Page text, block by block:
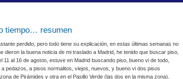
tiempo… resumen
perdido, pero todo tiene su explicación, en estas últimas semanas no
dieron la buena noticia de mi traslado a Madrid, he tenido que buscar piso,
11 al 16 de agosto, estuve en Madrid buscando piso, bueno vi de todo,
pedazos, a pisos normalitos, viejos, nuevos, y bueno vi dos pisos
de Pirámides y otra en el Pasillo Verde (las dos en la misma zona),